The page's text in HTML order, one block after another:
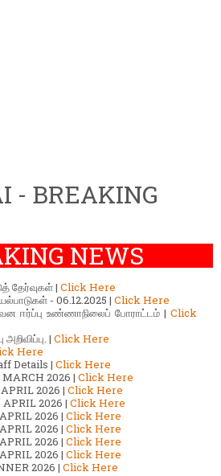
- BREAKING
NEWS
தேர்வுகள் | Click Here
- 06.12.2025 | Click Here
ஈர்ப்பு உண்ணாநிலைப் போராட்டம் | Click
| Click Here
Here
Details | Click Here
MARCH 2026 | Click Here
2026 | Click Here
APRIL 2026 | Click Here
2026 | Click Here
2026 | Click Here
2026 | Click Here
2026 | Click Here
2026 | Click Here